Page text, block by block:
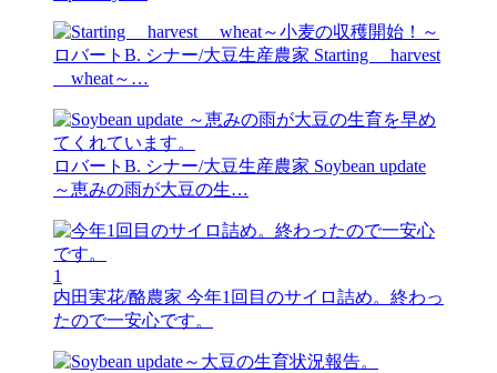
ロバートB. シナー/大豆生産農家 Starting harvest
wheat～…
ロバートB. シナー/大豆生産農家 Soybean update
～恵みの雨が大豆の生…
1
内田実花/酪農家 今年1回目のサイロ詰め。終わっ
たので一安心です。